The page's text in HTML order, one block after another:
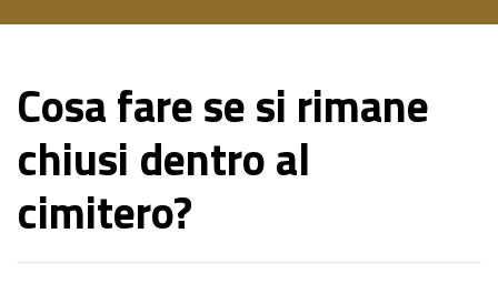
Cosa fare se si rimane
chiusi dentro al
cimitero?